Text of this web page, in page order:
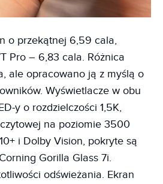
o przekątnej 6,59 cala,
Pro – 6,83 cala. Różnica
ale opracowano ją z myślą o
Wyświetlacze w obu
y o rozdzielczości 1,5K,
na poziomie 3500
i Dolby Vision, pokryte są
Gorilla Glass 7i.
odświeżania. Ekran